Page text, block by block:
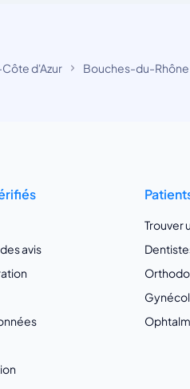
d'Azur Bouches-du-Rhône
avis
Trouver